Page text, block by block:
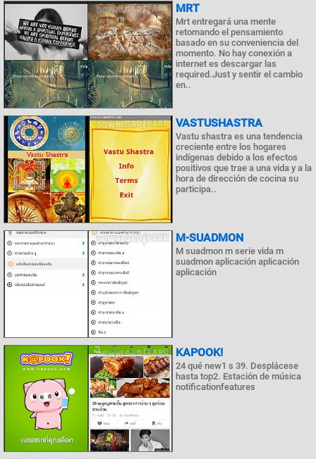
MRT
Mrt entregará una mente
retomando el pensamiento
basado en su conveniencia del
momento. No hay conexión a
internet es descargar las
required.Just y sentir el cambio
en..
VASTUSHASTRA
Vastu shastra es una tendencia
creciente entre los hogares
indígenas debido a los efectos
positivos que trae a una vida y a la
hora de dirección de cocina su
participa..
M-SUADMON
M suadmon m serie vida m
suadmon aplicación aplicación
aplicación
KAPOOK!
24 qué new1 s 39. Desplácese
hasta top2. Estación de música
notificationfeatures